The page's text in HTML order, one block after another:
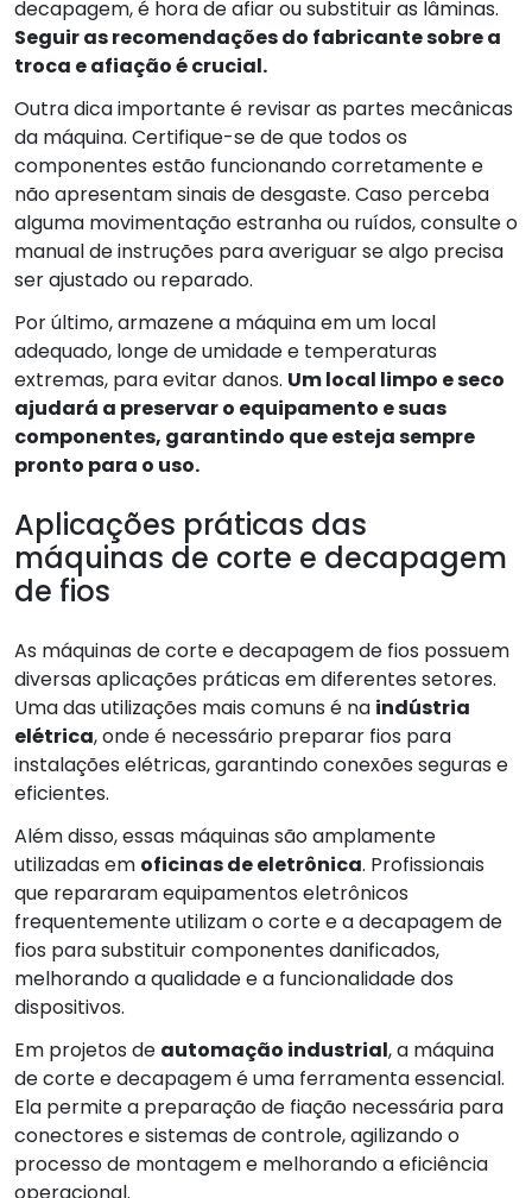
decapagem, é hora de afiar ou substituir as lâminas.
Seguir as recomendações do fabricante sobre a
troca e afiação é crucial.
Outra dica importante é revisar as partes mecânicas
da máquina. Certifique-se de que todos os
componentes estão funcionando corretamente e
não apresentam sinais de desgaste. Caso perceba
alguma movimentação estranha ou ruídos, consulte o
manual de instruções para averiguar se algo precisa
ser ajustado ou reparado.
Por último, armazene a máquina em um local
adequado, longe de umidade e temperaturas
extremas, para evitar danos. Um local limpo e seco
ajudará a preservar o equipamento e suas
componentes, garantindo que esteja sempre
pronto para o uso.
Aplicações práticas das
máquinas de corte e decapagem
de fios
As máquinas de corte e decapagem de fios possuem
diversas aplicações práticas em diferentes setores.
Uma das utilizações mais comuns é na indústria
elétrica, onde é necessário preparar fios para
instalações elétricas, garantindo conexões seguras e
eficientes.
Além disso, essas máquinas são amplamente
utilizadas em oficinas de eletrônica. Profissionais
que repararam equipamentos eletrônicos
frequentemente utilizam o corte e a decapagem de
fios para substituir componentes danificados,
melhorando a qualidade e a funcionalidade dos
dispositivos.
Em projetos de automação industrial, a máquina
de corte e decapagem é uma ferramenta essencial.
Ela permite a preparação de fiação necessária para
conectores e sistemas de controle, agilizando o
processo de montagem e melhorando a eficiência
operacional.